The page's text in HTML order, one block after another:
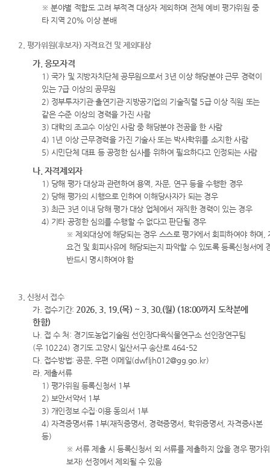
※ 분야별 적합도 고려 부적격 대상자 제외하며 전체 예비 평가위원 중
타 지역 20% 이상 분배
2. 평가위원(후보자) 자격요건 및 제외대상
가. 응모자격
1) 국가 및 지방자치단체 공무원으로서 3년 이상 해당분야 근무 경력이
있는 7급 이상의 공무원
2) 정부투자기관·출연기관·지방공기업의 기술직렬 5급 이상 직원 또는
같은 수준 이상의 경력을 가진 사람
3) 대학의 조교수 이상인 사람 중 해당분야 전공을 한 사람
4) 1년 이상 근무경력을 가진 기술사 또는 박사학위를 소지한 사람
5) 시민단체 대표 등 공정한 심사를 위하여 필요하다고 인정되는 사람
나. 자격제외자
1) 당해 평가 대상과 관련하여 용역, 자문, 연구 등을 수행한 경우
2) 당해 평가의 시행으로 인하여 이해당사자가 되는 경우
3) 최근 3년 이내 당해 평가 대상 업체에서 재직한 경력이 있는 경우
4) 기타 공정한 심의를 수행할 수 없다고 판단될 경우
※ 제외대상에 해당되는 경우 스스로 평가에서 회피하여야 하며,
요건 및 회피사유에 해당되는지 파악할 수 있도록 등록신청서에
반드시 명시하여야 함
3. 신청서 접수
가. 접수기간: 2026. 3. 19.(목) ~ 3. 30.(월) (18:00까지 도착분에
한함)
나. 접 수 처: 경기도농업기술원 선인장다육식물연구소 선인장연구팀
(우 10224) 경기도 고양시 일산서구 송산로 464-52
다. 접수방법: 공문, 우편 이메일(dwfljh012@gg.go.kr)
라. 제출서류
1) 평가위원 등록신청서 1부
2) 보안서약서 1부
3) 개인정보 수집·이용 동의서 1부
4) 자격증명서류 1부(재직증명서, 경력증명서, 학위증명서, 자격증사본
등)
※ 서류 제출 시 등록신청서 외 서류를 제출하지 않을 경우 평가
보자) 선정에서 제외될 수 있음